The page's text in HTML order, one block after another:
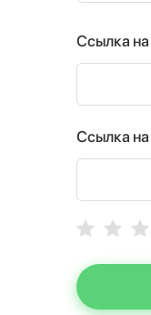
Ссылка
Ссылка